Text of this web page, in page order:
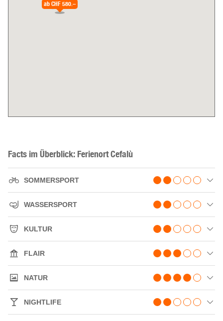
ab CHF 580.–
Facts im Überblick: Ferienort Cefalù
SOMMERSPORT
WASSERSPORT
KULTUR
FLAIR
NATUR
NIGHTLIFE